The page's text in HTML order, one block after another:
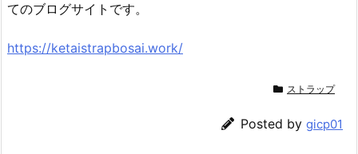
てのブログサイトです。
https://ketaistrapbosai.work/
ストラップ
Posted by gicp01